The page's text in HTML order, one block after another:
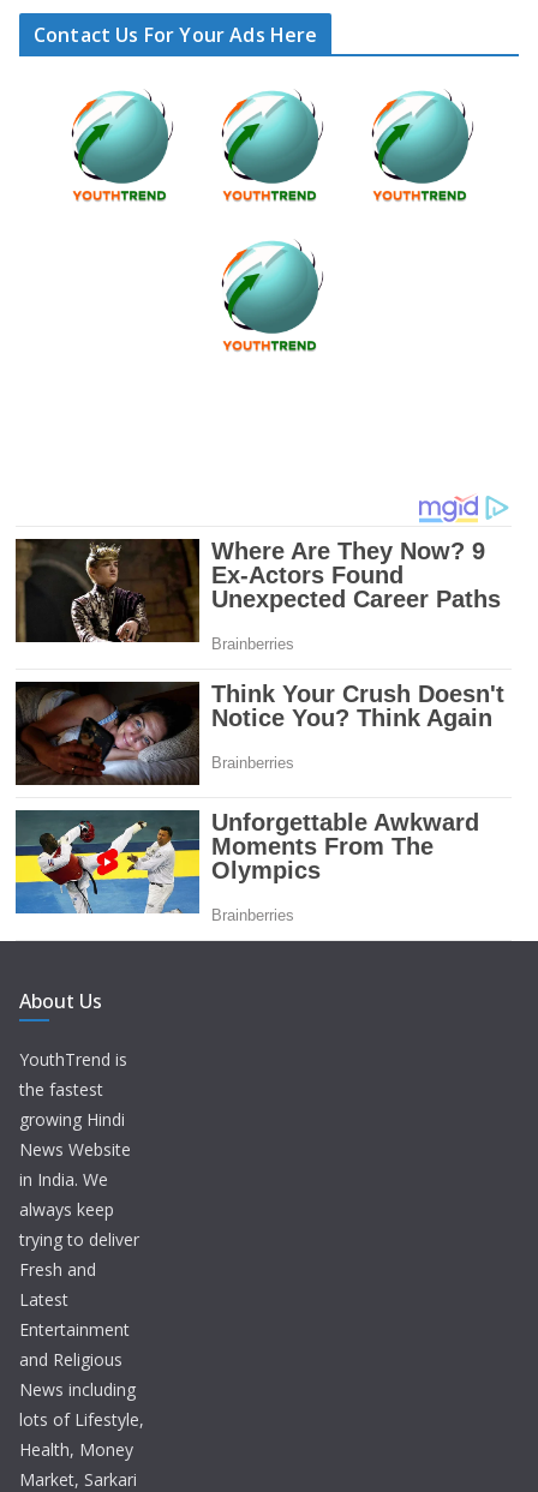
Contact Us For Your Ads Here
About Us
YouthTrend is
the fastest
growing Hindi
News Website
in India. We
always keep
trying to deliver
Fresh and
Latest
Entertainment
and Religious
News including
lots of Lifestyle,
Health, Money
Market, Sarkari